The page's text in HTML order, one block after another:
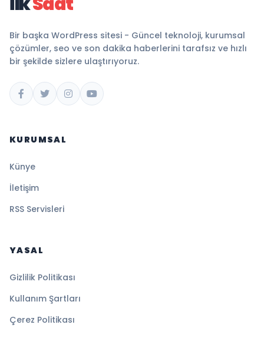
Bir başka WordPress sitesi - Güncel teknoloji, kurumsal
çözümler, seo ve son dakika haberlerini tarafsız ve hızlı
bir şekilde sizlere ulaştırıyoruz.
KURUMSAL
Künye
İletişim
RSS Servisleri
YASAL
Gizlilik Politikası
Kullanım Şartları
Çerez Politikası